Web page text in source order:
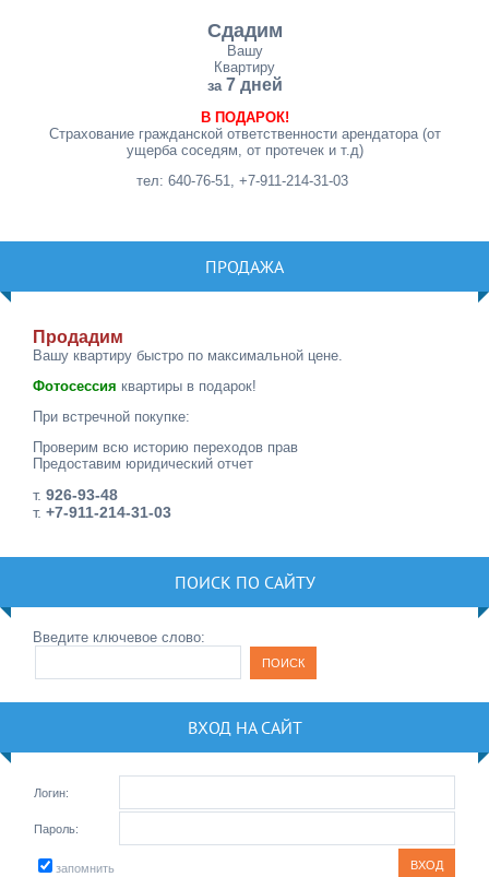
Сдадим
Вашу
Квартиру
за 7 дней
В ПОДАРОК!
Страхование гражданской ответственности арендатора (от
ущерба соседям, от протечек и т.д)
тел: 640-76-51, +7-911-214-31-03
ПРОДАЖА
Продадим
Вашу квартиру быстро по максимальной цене.
Фотосессия квартиры в подарок!
При встречной покупке:
Проверим всю историю переходов прав
Предоставим юридический отчет
т. 926-93-48
т. +7-911-214-31-03
ПОИСК ПО САЙТУ
Введите ключевое слово:
ВХОД НА САЙТ
Логин:
Пароль:
запомнить